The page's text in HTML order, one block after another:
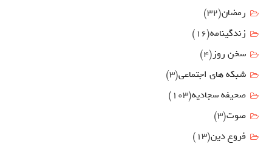
رمضان(32)
زندگینامه(16)
سخن روز (4)
شبکه های اجتماعی(3)
صحیفه سجادیه(103)
صوت(3)
فروع دين(13)